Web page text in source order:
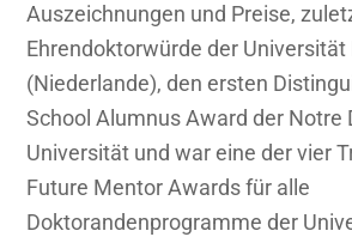
Auszeichnungen und Preise,
Ehrendoktorwürde der Universität
(Niederlande), den ersten
School Alumnus Award der Notre
Universität und war eine der vier
Future Mentor Awards für alle
Doktorandenprogramme der